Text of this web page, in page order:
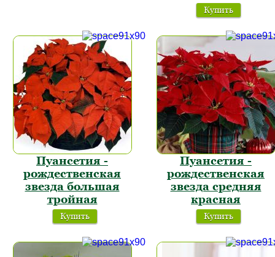
Купить
Пуансетия -
рождественская
звезда большая
тройная
Купить
Пуансетия -
рождественская
звезда средняя
красная
Купить